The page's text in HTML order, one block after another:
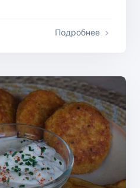
Подробнее